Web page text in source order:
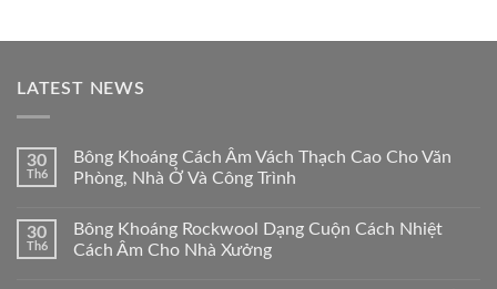
LATEST NEWS
30
Th6
Bông Khoáng Cách Âm Vách Thạch Cao Cho Văn
Phòng, Nhà Ở Và Công Trình
30
Th6
Bông Khoáng Rockwool Dạng Cuộn Cách Nhiệt
Cách Âm Cho Nhà Xưởng